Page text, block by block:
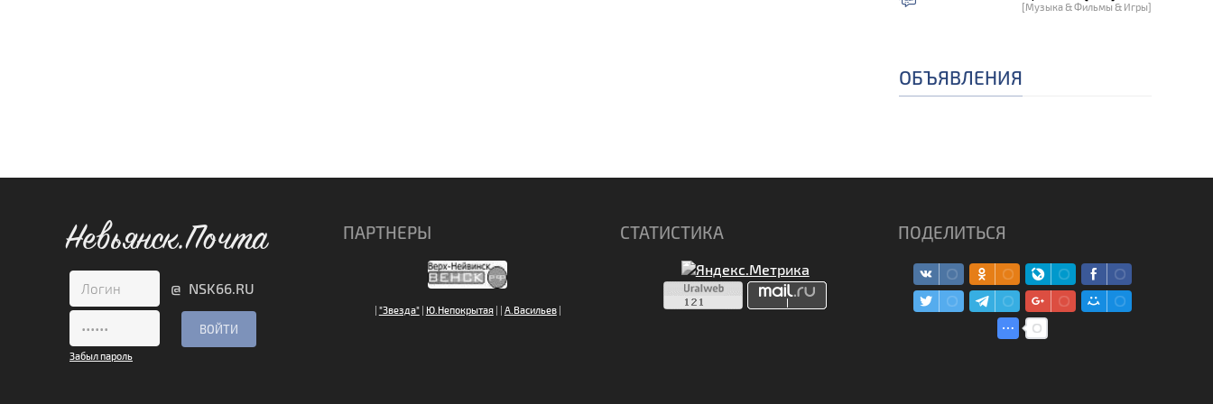
[Музыка & Фильмы & Игры]
ОБЪЯВЛЕНИЯ
Невьянск.Почта
@ NSK66.RU
Забыл пароль
ПАРТНЕРЫ
| "Звезда"| Ю.Непокрытая| | А.Васильев|
СТАТИСТИКА ПОДЕЛИТЬСЯ